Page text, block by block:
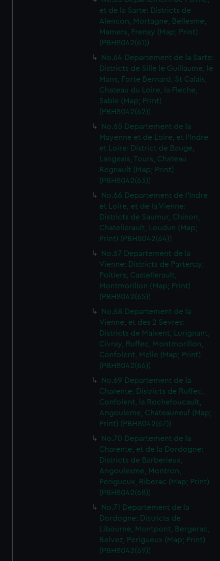
We’d like to use additional cookies to remember your
preferences, understand how our website is used, and to
help us improve it. We may also use cookies to tailor our
marketing to your interests and deliver embedded content
cookies, change your preferences or opt-out at any time.
et de la Sarte: Districts de
Alencon, Mortagne, Bellesme,
Mamers, Frenay (Map; Print)
(PBH8042(61))
No.64 Departement de la Sarte:
Districts de Sille le Guillaume, le
Mans, Forte Bernard, St Calais,
Chateau du Loire, la Fleche,
Sable (Map; Print)
(PBH8042(62))
No.65 Departement de la
Mayenne et de Loire, et l'Indre
et Loire: District de Bauge,
Langeais, Tours, Chateau
Regnault (Map; Print)
(PBH8042(63))
No.66 Departement de l'Indre
et Loire, et de la Vienne:
Districts de Saumur, Chinon,
Chatellerault, Loudun (Map;
Print) (PBH8042(64))
No.67 Departement de la
Vienne: Districts de Partenay,
Poitiers, Castellerault,
Montmorillon (Map; Print)
(PBH8042(65))
No.68 Departement de la
Vienne, et des 2 Sevres:
Districts de Maixent, Lurignant,
Civray, Ruffec, Montmorillon,
Confolent, Melle (Map; Print)
(PBH8042(66))
No.69 Departement de la
Charente: Districts de Ruffec,
Confolent, la Rochefoucault,
Angouleme, Chateauneuf (Map;
Print) (PBH8042(67))
No.70 Departement de la
Charente, et de la Dordogne:
Districts de Barberieux,
Angoulesme, Montron,
Perigueux, Riberac (Map; Print)
(PBH8042(68))
No.71 Departement de la
Dordogne: Districts de
Libourne, Montpont, Bergerac,
Belvez, Perigueux (Map; Print)
(PBH8042(69))